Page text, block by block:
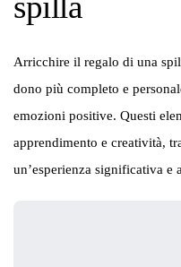
Arricchire il regalo di una
dono più completo e
emozioni positive. Questi
apprendimento e creatività,
un’esperienza significativa e